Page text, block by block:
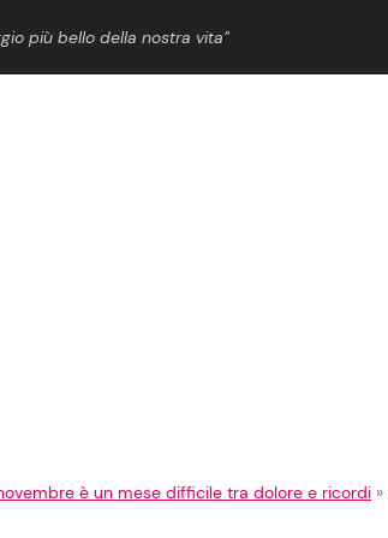
più bello della nostra vita”
è un mese difficile tra dolore e ricordi »